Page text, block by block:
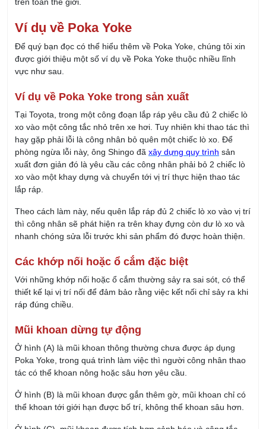
Doanh nghiệp có thể triển khai Poka Yoke thông qua các bước
sau:
Xác định các lỗi tiềm ẩn: Xác định các lỗi tiềm ẩn có thể
quá trình sử dụng của khách hàng. Việc này có thể thực
phân tích dữ liệu, phỏng vấn nhân viên, phân tích phản
hồi của khách hàng,…
Tìm hiểu nguyên nhân gốc rễ: Từ những nguyên nhân đã
được xác định, tiến hành nghiên cứu nguyên nhân gốc rễ
để tìm ra cách ngăn ngừa hiệu quả. Việc này có thể
được thực hiện thông qua một số cách như Phân tích
biểu đồ quá trình, Thu thập và phân tích dữ liệu, Kiểm tra
thực tế, Phân tích 5 Whys,
FMEA
,…
Thiết kế và áp dụng Poka Yoke: Thiết kế Poka Yoke để
ngăn ngừa lỗi sảy ra (lựa chọn giữa Poka Yoke tự động
hay Poka Yoke thủ công)
Đánh giá hiệu quả của Poka Yoke: Sau khi áp dụng Poka
Yoke, cần kiểm tra và đánh giá hiệu quả của Poka Yoke.
Những lưu ý về Poka Yoke
Poka Yoke cần đáp ứng một số lưu ý
Hiệu quả: Poka Yoke cần hiệu quả trong ngăn ngừa lỗi
Đơn giản và dễ sử dụng: Poka Yoke cần phải dễ dàng sử
dụng cho cả nhân viên cũng như khách hàng
Kinh tế: Chi phí, thời gian và các nguồn lực để triển khai
Trong sản xuất, Poka Yoke là phương pháp mạnh mẽ giúp